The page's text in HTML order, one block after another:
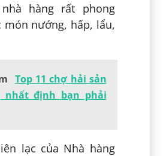
hàng rất phong
món nướng, hấp, lẩu,
Top 11 chợ hải sản
nhất định bạn phải
lạc của Nhà hàng